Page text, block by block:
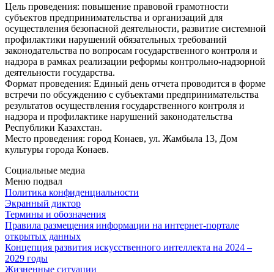
Цель проведения: повышение правовой грамотности
субъектов предпринимательства и организаций для
осуществления безопасной деятельности, развитие системной
профилактики нарушений обязательных требований
законодательства по вопросам государственного контроля и
надзора в рамках реализации реформы контрольно-надзорной
деятельности государства.
Формат проведения: Единый день отчета проводится в форме
встречи по обсуждению с субъектами предпринимательства
результатов осуществления государственного контроля и
надзора и профилактике нарушений законодательства
Республики Казахстан.
Место проведения: город Конаев, ул. Жамбыла 13, Дом
культуры города Конаев.
Социальные медиа
Меню подвал
Политика конфиденциальности
Экранный диктор
Термины и обозначения
Правила размещения информации на интернет-портале
открытых данных
Концепция развития искусственного интеллекта на 2024 –
2029 годы
Жизненные ситуации